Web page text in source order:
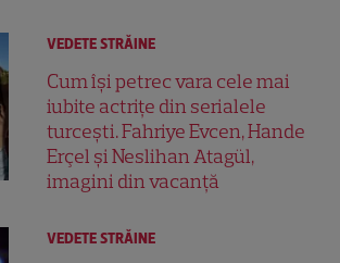
VEDETE STRĂINE
Cum își petrec vara cele mai
iubite actrițe din serialele
turcești. Fahriye Evcen, Hande
Erçel și Neslihan Atagül,
imagini din vacanță
VEDETE STRĂINE